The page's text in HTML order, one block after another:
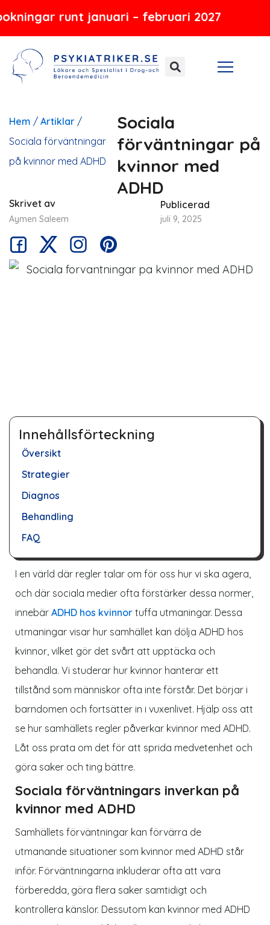
runt januari – februari 2027
Hoppa
innehåll
Hem / Artiklar /
Sociala förväntningar
på kvinnor med ADHD
Sociala
förväntningar på
kvinnor med
ADHD
Skrivet av
Aymen Saleem
Publicerad
juli 9, 2025
Innehållsförteckning
Översikt
Strategier
Diagnos
Behandling
FAQ
I en värld där regler talar om för oss hur vi ska agera,
och där sociala medier ofta förstärker dessa normer,
innebär ADHD hos kvinnor tuffa utmaningar. Dessa
utmaningar visar hur samhället kan dölja ADHD hos
kvinnor, vilket gör det svårt att upptäcka och
behandla. Vi studerar hur kvinnor hanterar ett
tillstånd som människor ofta inte förstår. Det börjar i
barndomen och fortsätter in i vuxenlivet. Hjälp oss att
se hur samhällets regler påverkar kvinnor med ADHD.
Låt oss prata om det för att sprida medvetenhet och
göra saker och ting bättre.
Sociala förväntningars inverkan på
kvinnor med ADHD
Samhällets förväntningar kan förvärra de
utmanande situationer som kvinnor med ADHD står
inför. Förväntningarna inkluderar ofta att vara
förberedda, göra flera saker samtidigt och
kontrollera känslor. Dessutom kan kvinnor med ADHD